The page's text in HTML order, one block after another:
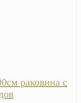
раковина с